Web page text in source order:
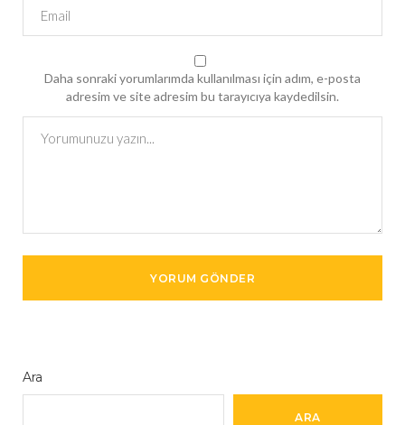
Daha sonraki yorumlarımda kullanılması için adım, e-posta
adresim ve site adresim bu tarayıcıya kaydedilsin.
Ara
ARA